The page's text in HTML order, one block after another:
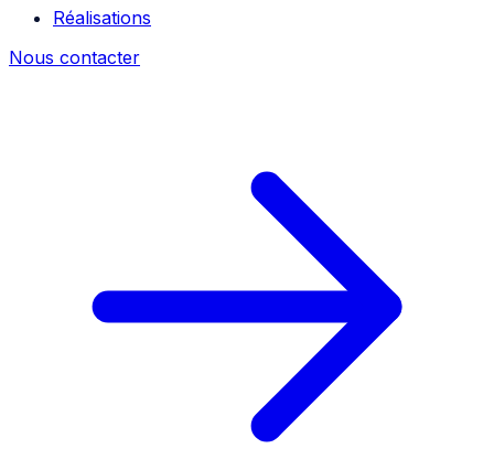
Réalisations
Nous contacter